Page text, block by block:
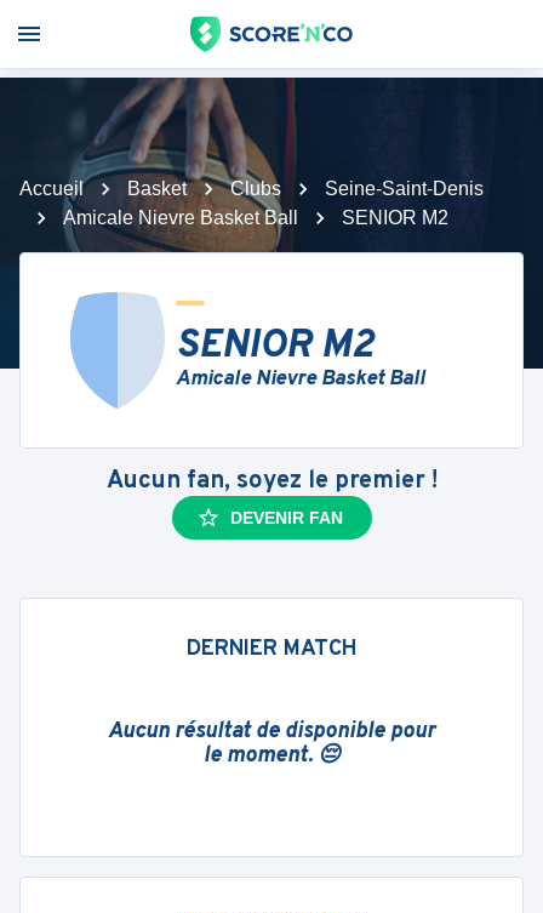
Accueil Basket Clubs
Seine-Saint-Denis
Amicale Nievre Basket Ball
SENIOR M2
SENIOR M2
Amicale Nievre Basket Ball
Aucun fan, soyez le premier !
DEVENIR FAN
DERNIER MATCH
Aucun résultat de disponible pour
le moment. 😔